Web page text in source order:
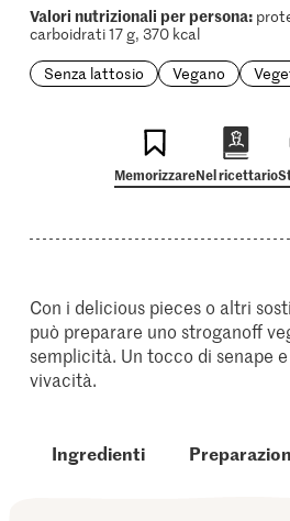
Valori nutrizionali per persona:
carboidrati 17 g, 370 kcal
Senza lattosio
Vegano
MemorizzareNel ricettario
Con i delicious pieces o altri
può preparare uno stroganoff
semplicità. Un tocco di senape
vivacità.
Ingredienti